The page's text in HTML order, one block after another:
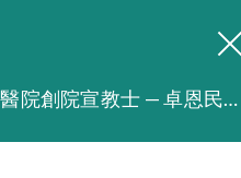
緬懷播道醫院創院宣教士 — 卓恩民醫生香港追思會